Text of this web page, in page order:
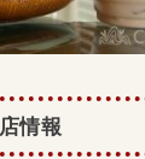
情報